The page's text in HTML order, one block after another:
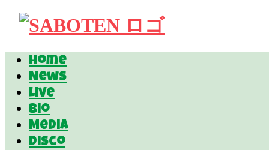
Home
News
Live
Bio
Media
Disco